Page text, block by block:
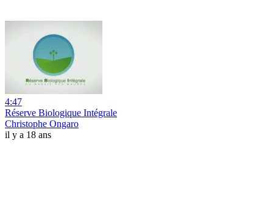
4:47
Réserve Biologique Intégrale
Christophe Ongaro
il y a 18 ans